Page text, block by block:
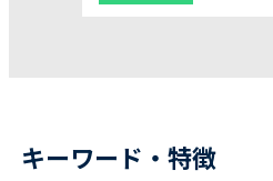
キーワード・特徴